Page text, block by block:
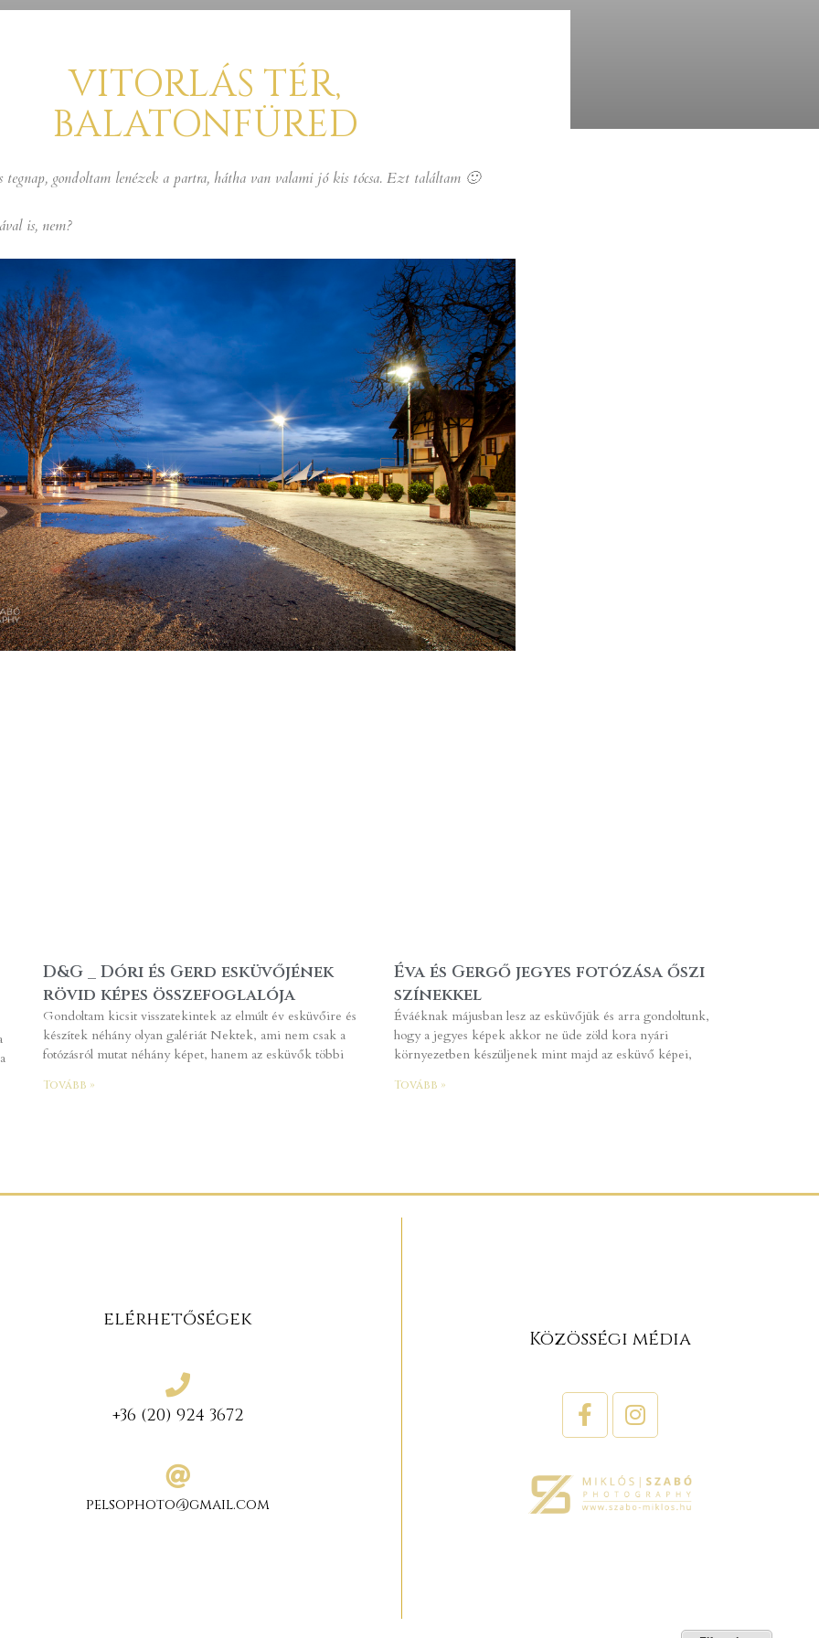
VITORLÁS TÉR,
BALATONFÜRED
tegnap, gondoltam lenézek a partra, hátha van valami jó kis tócsa. Ezt találtam 🙂
is, nem?
D&G _ Dóri és Gerd esküvőjének
rövid képes összefoglalója
Gondoltam kicsit visszatekintek az elmúlt év esküvőire és
készítek néhány olyan galériát Nektek, ami nem csak a
fotózásról mutat néhány képet, hanem az esküvők többi
Tovább »
Éva és Gergő jegyes fotózása őszi
színekkel
Éváéknak májusban lesz az esküvőjük és arra gondoltunk,
hogy a jegyes képek akkor ne üde zöld kora nyári
környezetben készüljenek mint majd az esküvő képei,
Tovább »
elérhetőségek
+36 (20) 924 3672
pelsophoto@gmail.com
Közösségi média